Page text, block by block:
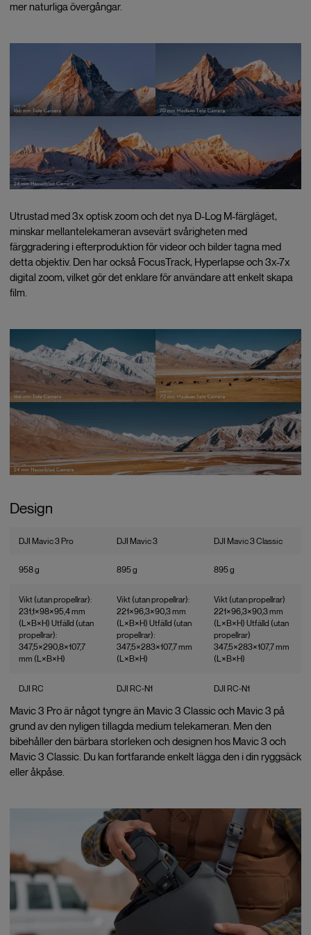
mer naturliga övergångar.
Utrustad med 3x optisk zoom och det nya D-Log M-färgläget,
minskar mellantelekameran avsevärt svårigheten med
färggradering i efterproduktion för videor och bilder tagna med
detta objektiv. Den har också FocusTrack, Hyperlapse och 3x-7x
digital zoom, vilket gör det enklare för användare att enkelt skapa
film.
Design
DJI Mavic 3 Pro DJI Mavic 3 DJI Mavic 3 Classic
958 g 895 g 895 g
Vikt (utan propellrar):
231,1×98×95,4 mm
(L×B×H) Utfälld (utan
propellrar):
347,5×290,8×107,7
mm (L×B×H)
Vikt (utan propellrar):
221×96,3×90,3 mm
(L×B×H) Utfälld (utan
propellrar):
347,5×283×107,7 mm
(L×B×H)
Vikt (utan propellrar)
221×96,3×90,3 mm
(L×B×H) Utfälld (utan
propellrar)
347,5×283×107,7 mm
(L×B×H)
DJI RC DJI RC-N1 DJI RC-N1
Mavic 3 Pro är något tyngre än Mavic 3 Classic och Mavic 3 på
grund av den nyligen tillagda medium telekameran. Men den
bibehåller den bärbara storleken och designen hos Mavic 3 och
Mavic 3 Classic. Du kan fortfarande enkelt lägga den i din ryggsäck
eller åkpåse.